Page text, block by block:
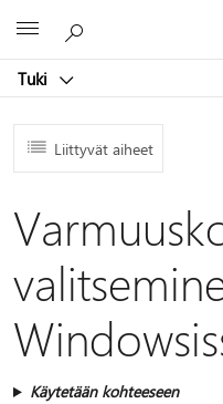
Tuki
Liittyvät aiheet
Käytetään kohteeseen